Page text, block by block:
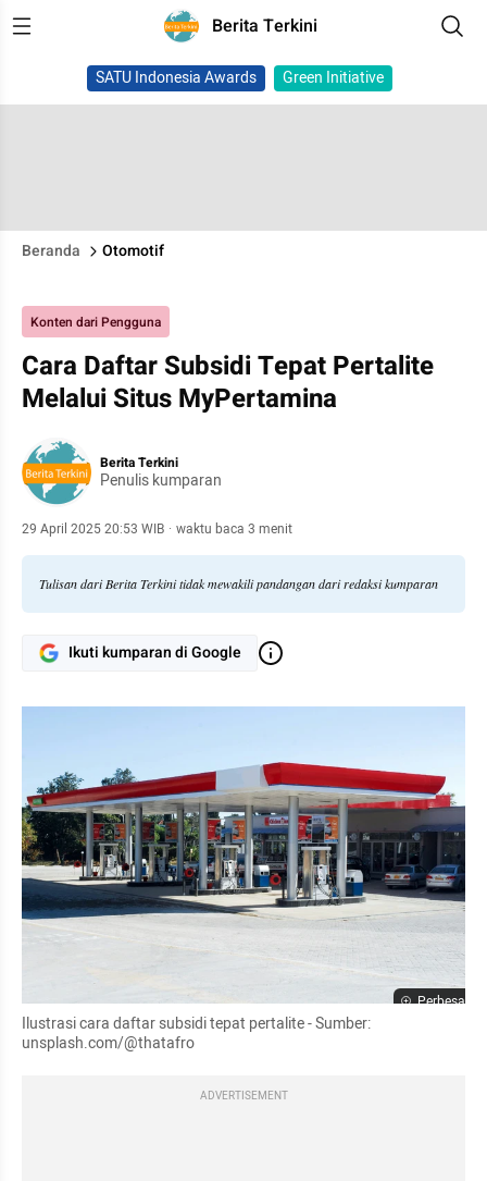
Berita Terkini
SATU Indonesia Awards Green Initiative
Beranda Otomotif
Konten dari Pengguna
Cara Daftar Subsidi Tepat Pertalite
Melalui Situs MyPertamina
Berita Terkini
Penulis kumparan
29 April 2025 20:53 WIB · waktu baca 3 menit
Tulisan dari Berita Terkini tidak mewakili pandangan dari redaksi kumparan
Ikuti kumparan di Google
Perbesar
Ilustrasi cara daftar subsidi tepat pertalite - Sumber:
unsplash.com/@thatafro
ADVERTISEMENT